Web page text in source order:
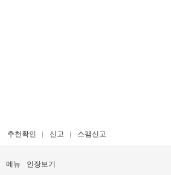
추천확인 신고 스팸신고
메뉴 인장보기